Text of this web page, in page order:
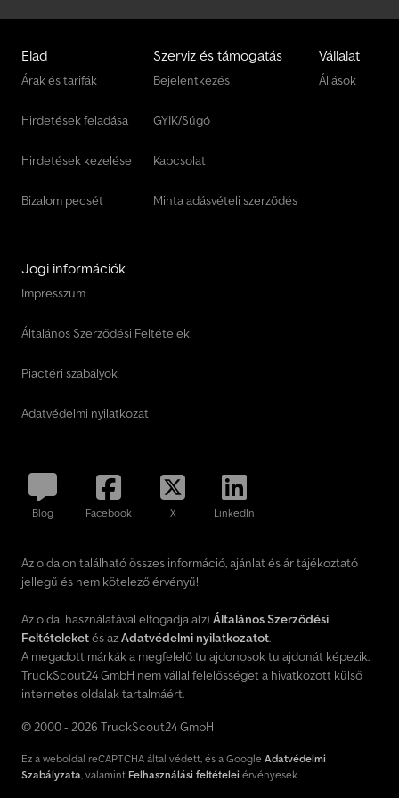
Elad
Árak és tarifák
Hirdetések feladása
Hirdetések kezelése
Bizalom pecsét
Szerviz és támogatás
Bejelentkezés
GYIK/Súgó
Kapcsolat
Minta adásvételi szerződés
Vállalat
Állások
Jogi információk
Impresszum
Általános Szerződési Feltételek
Piactéri szabályok
Adatvédelmi nyilatkozat
Blog Facebook X LinkedIn
Az oldalon található összes információ, ajánlat és ár tájékoztató
jellegű és nem kötelező érvényű!
Az oldal használatával elfogadja a(z) Általános Szerződési
Feltételeketés azAdatvédelmi nyilatkozatot.
A megadott márkák a megfelelő tulajdonosok tulajdonát képezik.
TruckScout24 GmbH nem vállal felelősséget a hivatkozott külső
internetes oldalak tartalmáért.
© 2000 - 2026 TruckScout24 GmbH
Ez a weboldal reCAPTCHA által védett, és a Google Adatvédelmi
Szabályzata , valamint Felhasználási feltételei érvényesek.